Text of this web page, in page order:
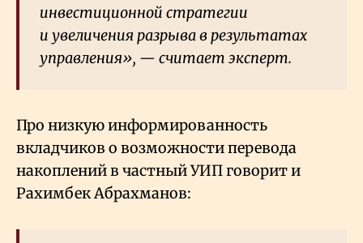
инвестиционной стратегии
и увеличения разрыва в результатах
управления», — считает эксперт.
Про низкую информированность
вкладчиков о возможности перевода
накоплений в частный УИП говорит и
Рахимбек Абрахманов: